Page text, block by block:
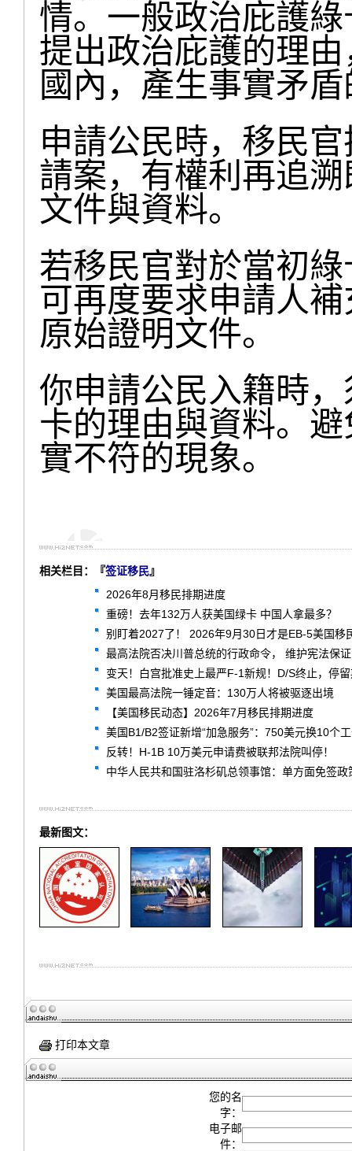
情。一般政治庇護
提出政治庇護的理
國內，產生事實矛
申請公民時，移民
請案，有權利再追
文件與資料。
若移民官對於當初
可再度要求申請人
原始證明文件。
你申請公民入籍時
卡的理由與資料。
實不符的現象。
相关栏目：『签证移民』
2026年8月移民排期进度
重磅！去年132万人获美国绿卡 中国人拿最多？
别盯着2027了！ 2026年9月30日才是EB-5美国移
最高法院否决川普总统的行政命令， 维护宪法保
变天！白宫批准史上最严F-1新规！D/S终止，停
美国最高法院一锤定音：130万人将被驱逐出境
【美国移民动态】2026年7月移民排期进度
美国B1/B2签证新增“加急服务”：750美元换10个
反转！H-1B 10万美元申请费被联邦法院叫停！
中华人民共和国驻洛杉矶总领事馆：单方面免签
最新图文：
打印本文章
您的名
字：
电子邮
件：